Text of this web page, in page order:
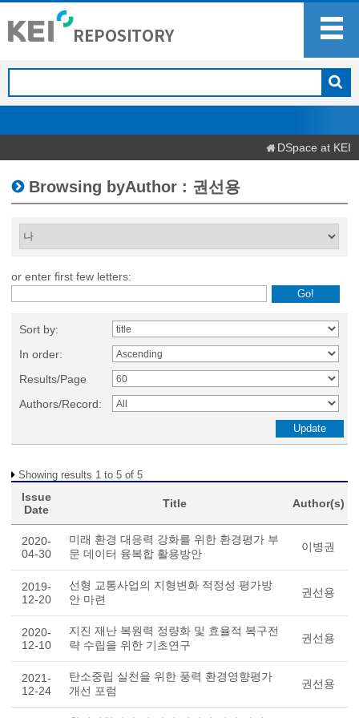
DSpace at KEI
Browsing byAuthor : 권선용
or enter first few letters:
Sort by:
In order:
Results/Page
Authors/Record:
Showing results 1 to 5 of 5
Issue
Date
Title Author(s)
2020-
04-30
미래 환경 대응력 강화를 위한 환경평가 부
문 데이터 융복합 활용방안
이병권
2019-
12-20
선형 교통사업의 지형변화 적정성 평가방
안 마련
권선용
2020-
12-10
지진 재난 복원력 정량화 및 효율적 복구전
략 수립을 위한 기초연구
권선용
2021-
12-24
탄소중립 실천을 위한 풍력 환경영향평가
개선 포럼
권선용